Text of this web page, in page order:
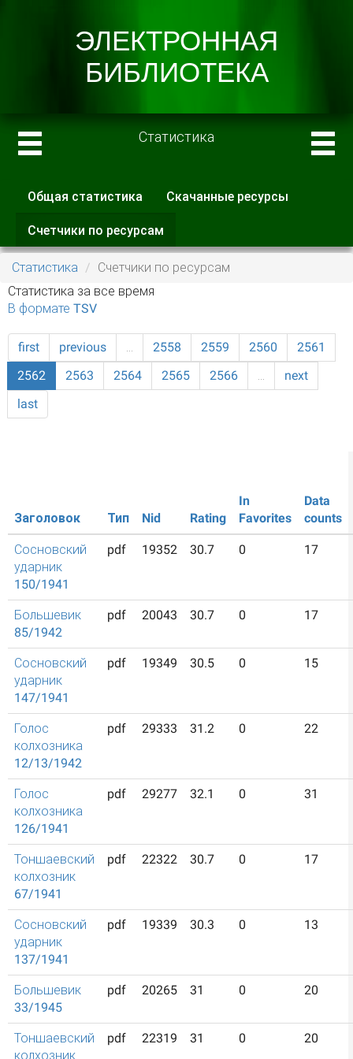
Статистика
Главные вкладки
Общая статистика Скачанные ресурсы
Счетчики по ресурсам
вкладка)
Статистика
Счетчики по ресурсам
Статистика за все время
В формате TSV
first previous … 2558 2559 2560
2561
2562
2563 2564 2565 2566 …
next
last
Заголовок Тип Nid Rating
In
Favorites
Data
counts
Сосновский
ударник
150/1941
pdf 19352 30.7 0 17
Большевик
85/1942
pdf 20043 30.7 0 17
Сосновский
ударник
147/1941
pdf 19349 30.5 0 15
Голос
колхозника
12/13/1942
pdf 29333 31.2 0 22
Голос
колхозника
126/1941
pdf 29277 32.1 0 31
Тоншаевский
колхозник
67/1941
pdf 22322 30.7 0 17
Сосновский
ударник
137/1941
pdf 19339 30.3 0 13
Большевик
33/1945
pdf 20265 31 0 20
Тоншаевский
колхозник
pdf 22319 31 0 20